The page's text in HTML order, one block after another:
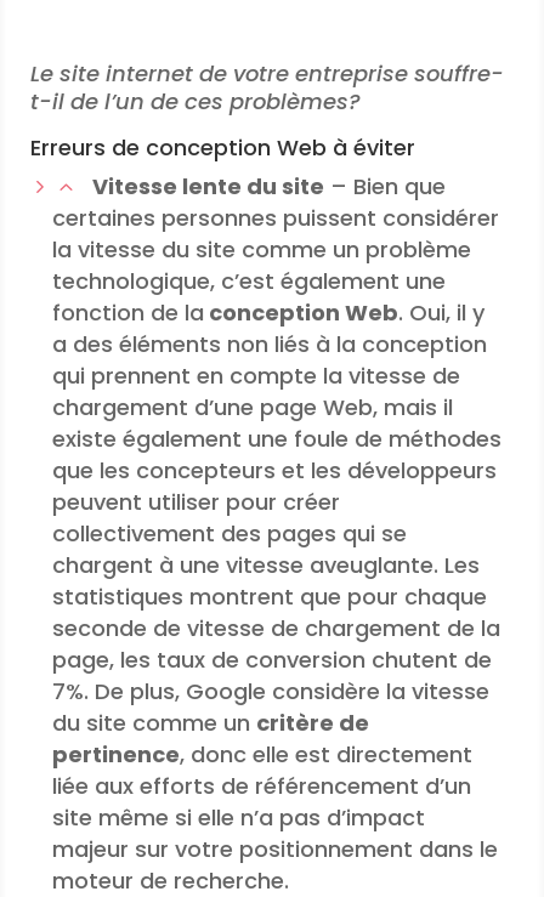
Le site internet de votre entreprise souffre-
t-il de l’un de ces problèmes?
Erreurs de conception Web à éviter
Vitesse lente du site – Bien que
certaines personnes puissent considérer
la vitesse du site comme un problème
technologique, c’est également une
fonction de la conception Web. Oui, il y
a des éléments non liés à la conception
qui prennent en compte la vitesse de
chargement d’une page Web, mais il
existe également une foule de méthodes
que les concepteurs et les développeurs
peuvent utiliser pour créer
collectivement des pages qui se
chargent à une vitesse aveuglante. Les
statistiques montrent que pour chaque
seconde de vitesse de chargement de la
page, les taux de conversion chutent de
7%. De plus, Google considère la vitesse
du site comme un critère de
pertinence, donc elle est directement
liée aux efforts de référencement d’un
site même si elle n’a pas d’impact
majeur sur votre positionnement dans le
moteur de recherche.